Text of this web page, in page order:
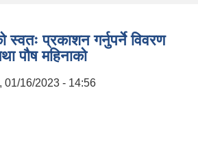
स्वतः प्रकाशन गर्नुपर्ने विवरण
पौष महिनाको
01/16/2023 - 14:56